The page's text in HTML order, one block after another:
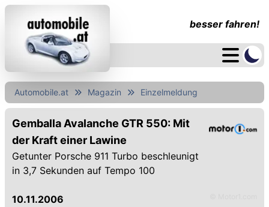
besser fahren!
Automobile.at Magazin Einzelmeldung
Gemballa Avalanche GTR 550: Mit
der Kraft einer Lawine
Getunter Porsche 911 Turbo beschleunigt
in 3,7 Sekunden auf Tempo 100
10.11.2006